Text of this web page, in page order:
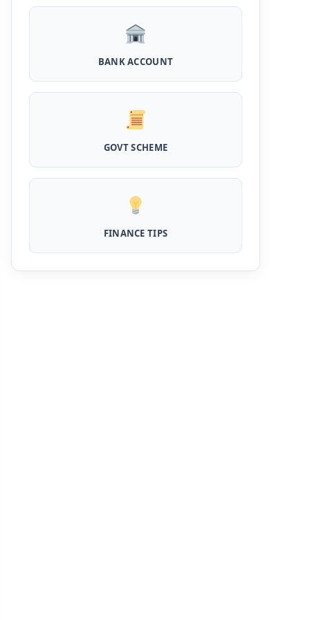
और जमा पर तगड़ा ब्याज
UPI Credit Line Loan: अब UPI से भी ले सकते है
Pradhanmantri Home Loan Yojana: गरीब
परिवारों के लिए शुरू हुई प्रधानमंत्री होम लोन योजना, 25
फार्मिंग लोन योजना के आवेदन हुए शुरू, इस प्रकार ले सकते
PM Kusum Yojana Loan: किसानों को भारत
सरकार की इस योजना के तहत मिलता है तगड़ा लोन, साथ ही
BANK ACCOUNT
GOVT SCHEME
FINANCE TIPS